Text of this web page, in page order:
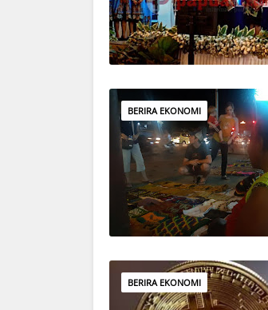
BERIRA EKONOMI
BERIRA EKONOMI